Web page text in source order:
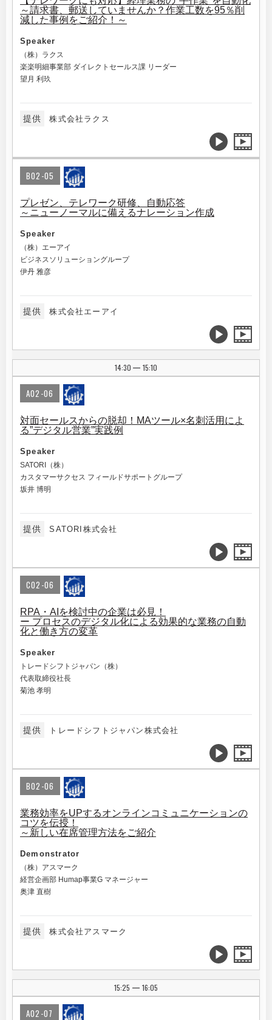
～請求書、郵送していませんか？作業工数を95％削
減した事例をご紹介！～
Speaker
（株）ラクス
楽楽明細事業部 ダイレクトセールス課 リーダー
望月 利玖
提供 株式会社ラクス
B02-05
プレゼン、テレワーク研修、自動応答
～ニューノーマルに備えるナレーション作成
Speaker
（株）エーアイ
ビジネスソリューショングループ
伊丹 雅彦
提供 株式会社エーアイ
14:30 | 15:10
A02-06
対面セールスからの脱却！MAツール×名刺活用によ
る”デジタル営業”実践例
Speaker
SATORI（株）
カスタマーサクセス フィールドサポートグループ
坂井 博明
提供 SATORI株式会社
C02-06
RPA・AIを検討中の企業は必見！
ー プロセスのデジタル化による効果的な業務の自動
化と働き方の変革
Speaker
トレードシフトジャパン（株）
代表取締役社長
菊池 孝明
提供 トレードシフトジャパン株式会社
B02-06
業務効率をUPするオンラインコミュニケーションの
コツを伝授！
～新しい在席管理方法をご紹介
Demonstrator
（株）アスマーク
経営企画部 Humap事業G マネージャー
奥津 直樹
提供 株式会社アスマーク
15:25 | 16:05
A02-07